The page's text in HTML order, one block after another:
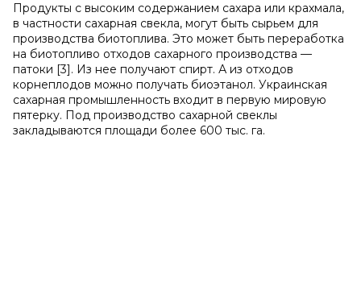
Продукты с высоким содержанием сахара или крахмала,
в частности сахарная свекла, могут быть сырьем для
производства биотоплива. Это может быть переработка
на биотопливо отходов сахарного производства —
патоки [3]. Из нее получают спирт. А из отходов
корнеплодов можно получать биоэтанол. Украинская
сахарная промышленность входит в первую мировую
пятерку. Под производство сахарной свеклы
закладываются площади более 600 тыс. га.